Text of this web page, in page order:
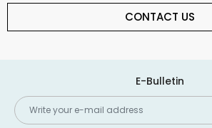
CONTACT US
E-Bulletin